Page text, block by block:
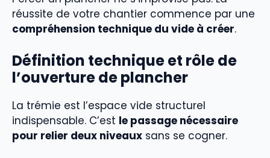
réussite de votre chantier commence par une
compréhension technique du vide à créer.
Définition technique et rôle de
l’ouverture de plancher
La trémie est l’espace vide structurel
indispensable. C’est le passage nécessaire
pour relier deux niveaux sans se cogner.